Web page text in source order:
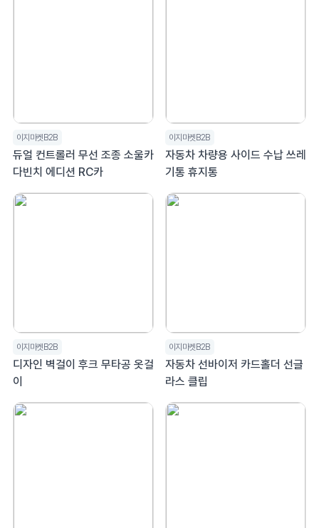
이지마켓B2B
듀얼 컨트롤러 무선 조종 소울카
다빈치 에디션 RC카
이지마켓B2B
자동차 차량용 사이드 수납 쓰레
기통 휴지통
이지마켓B2B
디자인 벽걸이 후크 무타공 옷걸
이
이지마켓B2B
자동차 선바이저 카드홀더 선글
라스 클립